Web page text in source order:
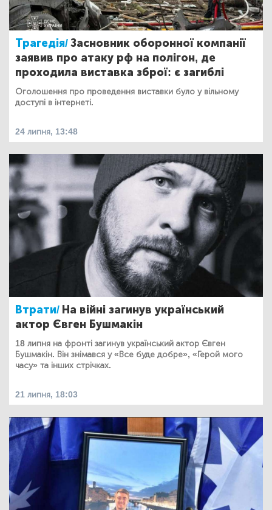
Трагедія/Засновник оборонної компанії
заявив про атаку рф на полігон, де
проходила виставка зброї: є загиблі
Оголошення про проведення виставки було у вільному
доступі в інтернеті.
24 липня, 13:48
Втрати/ На війні загинув український
актор Євген Бушмакін
18 липня на фронті загинув український актор Євген
Бушмакін. Він знімався у «Все буде добре», «Герой мого
часу» та інших стрічках.
21 липня, 18:03